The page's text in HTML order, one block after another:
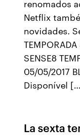
renomados
Netflix
novidades.
SENSE8
05/05/2017
Disponível
La sexta